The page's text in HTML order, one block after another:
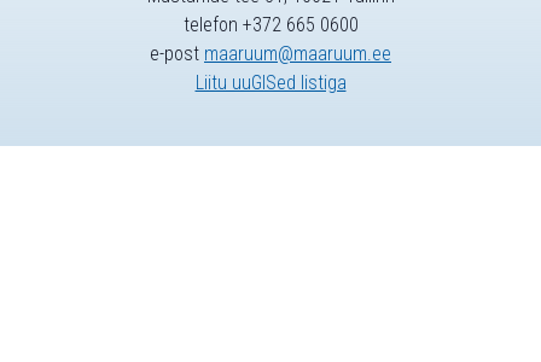
telefon +372 665 0600
e-post maaruum@maaruum.ee
Liitu uuGISed listiga